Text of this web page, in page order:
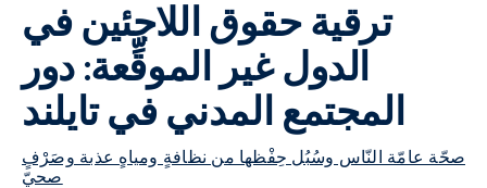
ترقية حقوق اللاجئين في
الدول غير الموقِّعة: دور
المجتمع المدني في تايلند
صحّة عامّة النّاس وسُبُل حِفْظها من نظافةٍ ومياهٍ عذبة وصَرْفٍ
صحيّ